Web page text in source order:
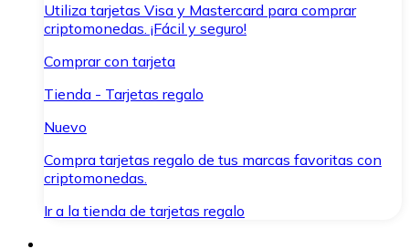
Utiliza tarjetas Visa y Mastercard para comprar
criptomonedas. ¡Fácil y seguro!
Comprar con tarjeta
Tienda - Tarjetas regalo
Nuevo
Compra tarjetas regalo de tus marcas favoritas con
criptomonedas.
Ir a la tienda de tarjetas regalo